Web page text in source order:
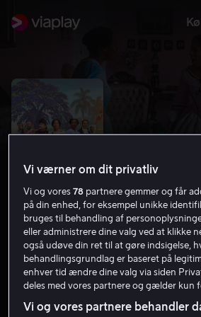
Viften
6.4 Drama Komedie 2023
Vi værner om dit privatliv
Vi og vores78 partnere gemmer og får
på din enhed, for eksempel unikke
bruges til behandling af
eller administrere dine valg ved at klikke
også udøve din ret til at gøre indsigelse,
behandlingsgrundlag er baseret på
enhver tid ændre dine valg via siden
deles med vores partnere og gælder kun
Vi og vores partnere behandler